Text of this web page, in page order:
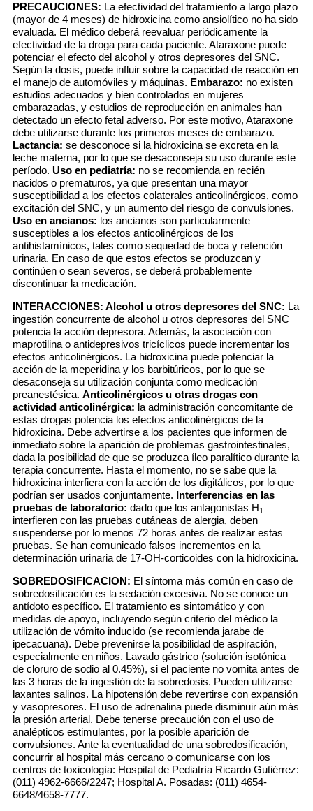
PRECAUCIONES: La efectividad del tratamiento a largo plazo
(mayor de 4 meses) de hidroxicina como ansiolítico no ha sido
evaluada. El médico deberá reevaluar periódicamente la
efectividad de la droga para cada paciente. Ataraxone puede
potenciar el efecto del alcohol y otros depresores del SNC.
Según la dosis, puede influir sobre la capacidad de reacción en
el manejo de automóviles y máquinas. Embarazo: no existen
estudios adecuados y bien controlados en mujeres
embarazadas, y estudios de reproducción en animales han
detectado un efecto fetal adverso. Por este motivo, Ataraxone
debe utilizarse durante los primeros meses de embarazo.
Lactancia: se desconoce si la hidroxicina se excreta en la
leche materna, por lo que se desaconseja su uso durante este
período. Uso en pediatría: no se recomienda en recién
nacidos o prematuros, ya que presentan una mayor
susceptibilidad a los efectos colaterales anticolinérgicos, como
excitación del SNC, y un aumento del riesgo de convulsiones.
Uso en ancianos: los ancianos son particularmente
susceptibles a los efectos anticolinérgicos de los
antihistamínicos, tales como sequedad de boca y retención
urinaria. En caso de que estos efectos se produzcan y
continúen o sean severos, se deberá probablemente
discontinuar la medicación.
INTERACCIONES: Alcohol u otros depresores del SNC: La
ingestión concurrente de alcohol u otros depresores del SNC
potencia la acción depresora. Además, la asociación con
maprotilina o antidepresivos tricíclicos puede incrementar los
efectos anticolinérgicos. La hidroxicina puede potenciar la
acción de la meperidina y los barbitúricos, por lo que se
desaconseja su utilización conjunta como medicación
preanestésica. Anticolinérgicos u otras drogas con
actividad anticolinérgica: la administración concomitante de
estas drogas potencia los efectos anticolinérgicos de la
hidroxicina. Debe advertirse a los pacientes que informen de
inmediato sobre la aparición de problemas gastrointestinales,
dada la posibilidad de que se produzca íleo paralítico durante la
terapia concurrente. Hasta el momento, no se sabe que la
hidroxicina interfiera con la acción de los digitálicos, por lo que
podrían ser usados conjuntamente. Interferencias en las
pruebas de laboratorio: dado que los antagonistas H1
interfieren con las pruebas cutáneas de alergia, deben
suspenderse por lo menos 72 horas antes de realizar estas
pruebas. Se han comunicado falsos incrementos en la
determinación urinaria de 17-OH-corticoides con la hidroxicina.
SOBREDOSIFICACION: El síntoma más común en caso de
sobredosificación es la sedación excesiva. No se conoce un
antídoto específico. El tratamiento es sintomático y con
medidas de apoyo, incluyendo según criterio del médico la
utilización de vómito inducido (se recomienda jarabe de
ipecacuana). Debe prevenirse la posibilidad de aspiración,
especialmente en niños. Lavado gástrico (solución isotónica
de cloruro de sodio al 0.45%), si el paciente no vomita antes de
las 3 horas de la ingestión de la sobredosis. Pueden utilizarse
laxantes salinos. La hipotensión debe revertirse con expansión
y vasopresores. El uso de adrenalina puede disminuir aún más
la presión arterial. Debe tenerse precaución con el uso de
analépticos estimulantes, por la posible aparición de
convulsiones. Ante la eventualidad de una sobredosificación,
concurrir al hospital más cercano o comunicarse con los
centros de toxicología: Hospital de Pediatría Ricardo Gutiérrez:
(011) 4962-6666/2247; Hospital A. Posadas: (011) 4654-
6648/4658-7777.